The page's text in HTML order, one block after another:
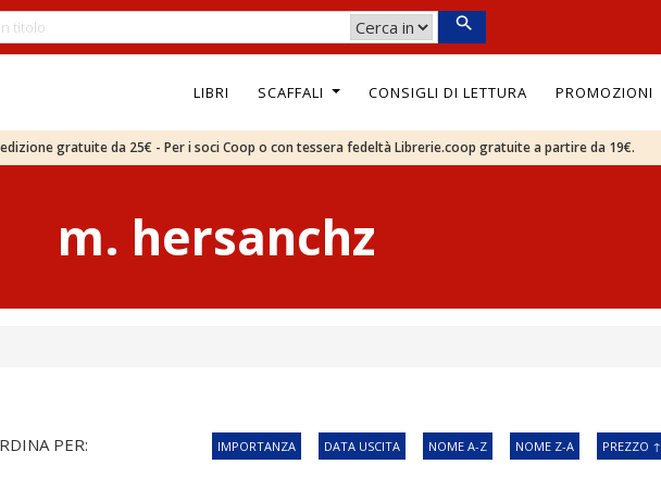
LIBRI SCAFFALI CONSIGLI DI LETTURA PROMOZIONI
gratuite da 25€ - Per i soci Coop o con tessera fedeltà Librerie.coop gratuite a partire da 19€.
m. hersanchz
PER: IMPORTANZA DATA USCITA NOME A-Z NOME Z-A PREZZO ↑